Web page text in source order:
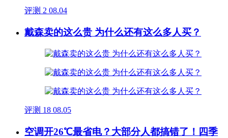
评测 2 08.04
戴森卖的这么贵 为什么还有这么多人买？
评测 18 08.05
空调开26℃最省电？大部分人都搞错了！四季